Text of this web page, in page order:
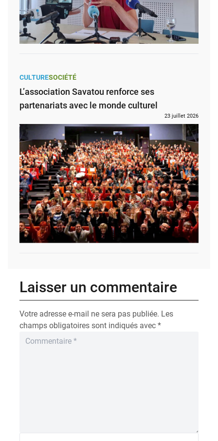
CULTURESOCIÉTÉ
L’association Savatou renforce ses
partenariats avec le monde culturel
23 juillet 2026
Laisser un commentaire
Votre adresse e-mail ne sera pas publiée. Les
champs obligatoires sont indiqués avec *